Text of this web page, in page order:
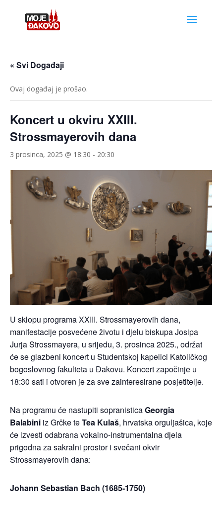
« Svi Događaji
Ovaj događaj je prošao.
Koncert u okviru XXIII.
Strossmayerovih dana
3 prosinca, 2025 @ 18:30 - 20:30
U sklopu programa XXIII. Strossmayerovih dana,
manifestacije posvećene životu i djelu biskupa Josipa
Jurja Strossmayera, u srijedu, 3. prosinca 2025., održat
će se glazbeni koncert u Studentskoj kapelici Katoličkog
bogoslovnog fakulteta u Đakovu. Koncert započinje u
18:30 sati i otvoren je za sve zainteresirane posjetitelje.
Na programu će nastupiti sopranisticaGeorgia
Balabini iz Grčke teTea Kulaš, hrvatska orguljašica, koje
će izvesti odabrana vokalno-instrumentalna djela
prigodna za sakralni prostor i svečani okvir
Strossmayerovih dana:
Johann Sebastian Bach (1685-1750)